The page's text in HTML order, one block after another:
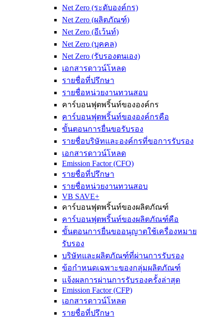
Net Zero (ระดับองค์กร)
Net Zero (ผลิตภัณฑ์)
Net Zero (อีเว้นท์)
Net Zero (บุคคล)
Net Zero (รับรองตนเอง)
เอกสารดาวน์โหลด
รายชื่อที่ปรึกษา
รายชื่อหน่วยงานทวนสอบ
คาร์บอนฟุตพริ้นท์ขององค์กร
คาร์บอนฟุตพริ้นท์ขององค์กรคือ
ขั้นตอนการยื่นขอรับรอง
รายชื่อบริษัทและองค์กรที่ขอการรับรอง
เอกสารดาวน์โหลด
Emission Factor (CFO)
รายชื่อที่ปรึกษา
รายชื่อหน่วยงานทวนสอบ
VB SAVE+
คาร์บอนฟุตพริ้นท์ของผลิตภัณฑ์
คาร์บอนฟุตพริ้นท์ของผลิตภัณฑ์คือ
ขั้นตอนการยื่นขออนุญาตใช้เครื่องหมาย
รับรอง
บริษัทและผลิตภัณฑ์ที่ผ่านการรับรอง
ข้อกำหนดเฉพาะของกลุ่มผลิตภัณฑ์
แจ้งผลการผ่านการรับรองครั้งล่าสุด
Emission Factor (CFP)
เอกสารดาวน์โหลด
รายชื่อที่ปรึกษา